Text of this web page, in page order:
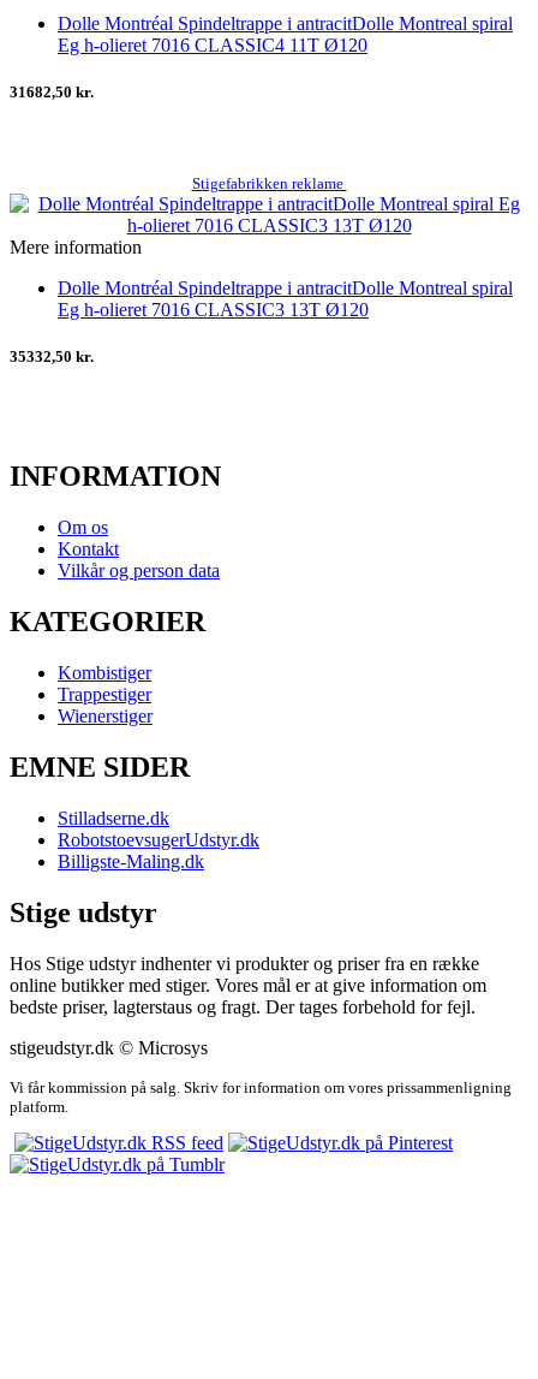
Dolle Montréal Spindeltrappe i antracitDolle Montreal spiral
Eg h-olieret 7016 CLASSIC4 11T Ø120
31682,50 kr.
Stigefabrikken reklame
Mere information
Dolle Montréal Spindeltrappe i antracitDolle Montreal spiral
Eg h-olieret 7016 CLASSIC3 13T Ø120
35332,50 kr.
INFORMATION
Om os
Kontakt
Vilkår og person data
KATEGORIER
Kombistiger
Trappestiger
Wienerstiger
EMNE SIDER
Stilladserne.dk
RobotstoevsugerUdstyr.dk
Billigste-Maling.dk
Stige udstyr
Hos Stige udstyr indhenter vi produkter og priser fra en række
online butikker med stiger. Vores mål er at give information om
bedste priser, lagterstaus og fragt. Der tages forbehold for fejl.
stigeudstyr.dk © Microsys
Vi får kommission på salg. Skriv for information om vores prissammenligning
platform.